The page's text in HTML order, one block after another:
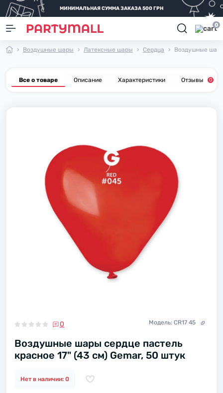
МИНИМАЛЬНАЯ СУММА ЗАКАЗА 500 ГРН
0
Воздушные шары Латексные шары Сердца Воздушные
Все о товаре Описание Характеристики Отзывы 0
0 Модель: CR17 45
Воздушные шары сердце пастель
красное 17" (43 см) Gemar, 50 штук
Нет в наличии: 0